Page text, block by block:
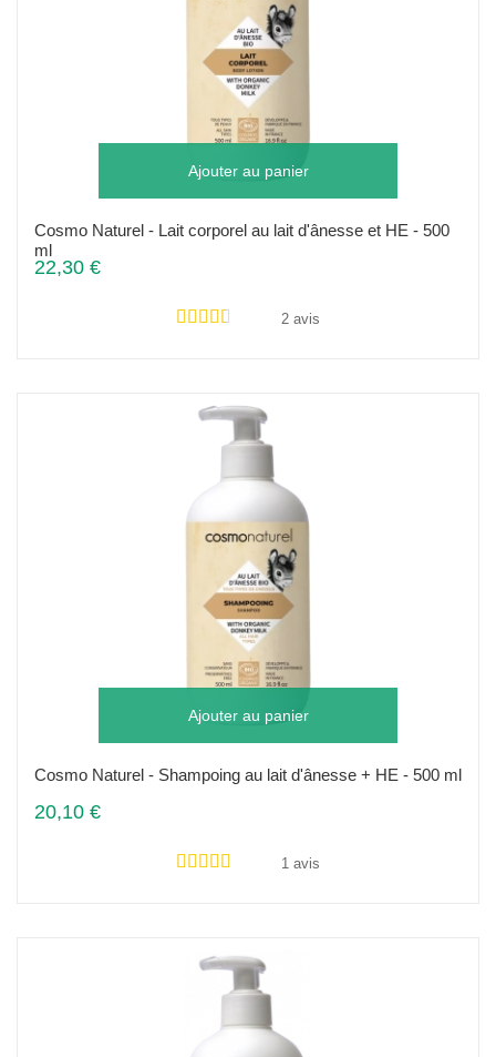
Ajouter au panier
Cosmo Naturel - Lait corporel au lait d'ânesse et HE - 500
ml
22,30 €
2 avis
Ajouter au panier
Cosmo Naturel - Shampoing au lait d'ânesse + HE - 500 ml
20,10 €
1 avis